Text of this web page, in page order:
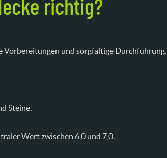
richtig?
Vorbereitungen und sorgfältige Durchführung.
Steine.
Wert zwischen 6,0 und 7,0.